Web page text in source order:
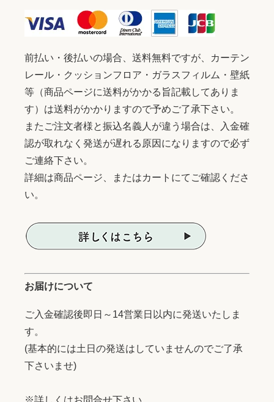
前払い・後払いの場合、送料無料ですが、カーテン
レール・クッションフロア・ガラスフィルム・壁紙
等（商品ページに送料がかかる旨記載してありま
す）は送料がかかりますので予めご了承下さい。
またご注文者様と振込名義人が違う場合は、入金確
認が取れなく発送が遅れる原因になりますので必ず
ご連絡下さい。
詳細は商品ページ、またはカートにてご確認くださ
い。
お届けについて
ご入金確認後即日～14営業日以内に発送いたしま
す。
(基本的には土日の発送はしていませんのでご了承
下さいませ)